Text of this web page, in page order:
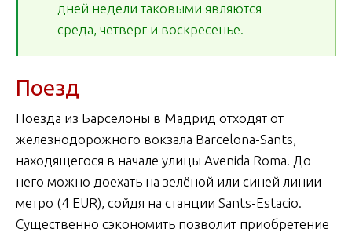
дней недели таковыми являются
среда, четверг и воскресенье.
Поезд
Поезда из Барселоны в Мадрид отходят от
железнодорожного вокзала Barcelona-Sants,
находящегося в начале улицы Avenida Roma. До
него можно доехать на зелёной или синей линии
метро (4 EUR), сойдя на станции Sants-Estacio.
Существенно сэкономить позволит приобретение